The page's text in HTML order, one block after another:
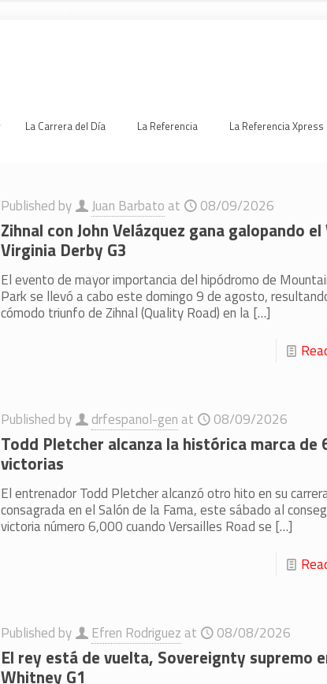
La Carrera del Día La Referencia La Referencia Xpress
Published by Juan Barbato at 08/09/2026
Zihnal con John Velázquez gana galopando
Virginia Derby G3
El evento de mayor importancia del hipódromo de
Park se llevó a cabo este domingo 9 de agosto,
cómodo triunfo de Zihnal (Quality Road) en la[…]
Published by drfespanol-gen at 08/09/2026
Todd Pletcher alcanza la histórica marca de
victorias
El entrenador Todd Pletcher alcanzó otro hito en su
consagrada en el Salón de la Fama, este sábado al
victoria número 6,000 cuando Versailles Road se […]
Published by Efren Rodriguez at 08/08/2026
El rey está de vuelta, Sovereignty supremo
Whitney G1